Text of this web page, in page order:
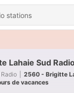
Lahaie Sud
Radio
2560 - Brigitte
de vacances